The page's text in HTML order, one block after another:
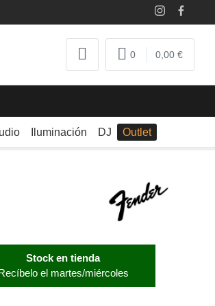
0 0,00 €
Iluminación DJ Outlet
Stock en tienda
el martes/miércoles